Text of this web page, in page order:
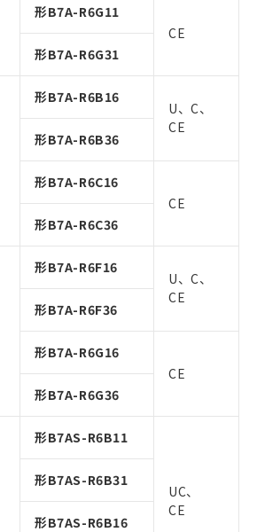
形B7A-R6G11
CE
形B7A-R6G31
形B7A-R6B16
U、C、
CE
形B7A-R6B36
形B7A-R6C16
CE
形B7A-R6C36
形B7A-R6F16
U、C、
CE
形B7A-R6F36
形B7A-R6G16
CE
形B7A-R6G36
形B7AS-R6B11
UC、
CE
形B7AS-R6B31
形B7AS-R6B16